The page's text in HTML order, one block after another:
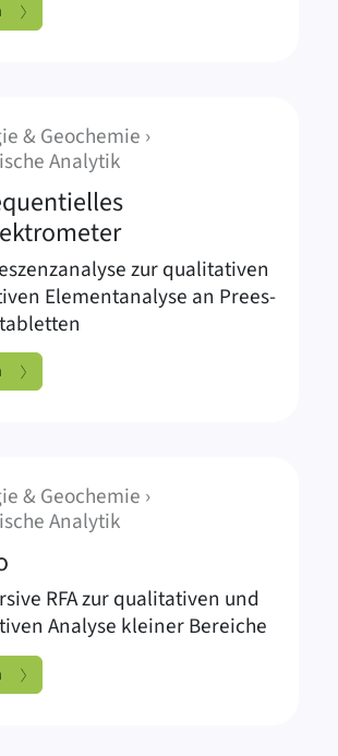
(DSC/TG mit IR/MS-Kopplung):
& Geochemie ›
Analytik
zur qualitativen
Elementanalyse an Prees-
Röntgenspektrometer:
& Geochemie ›
Analytik
RFA zur qualitativen und
Analyse kleiner Bereiche